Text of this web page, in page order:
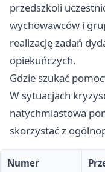
przedszkoli
wychowawców i
realizację zadań
opiekuńczych.
Gdzie szukać
W sytuacjach
natychmiastowa
skorzystać z
Numer